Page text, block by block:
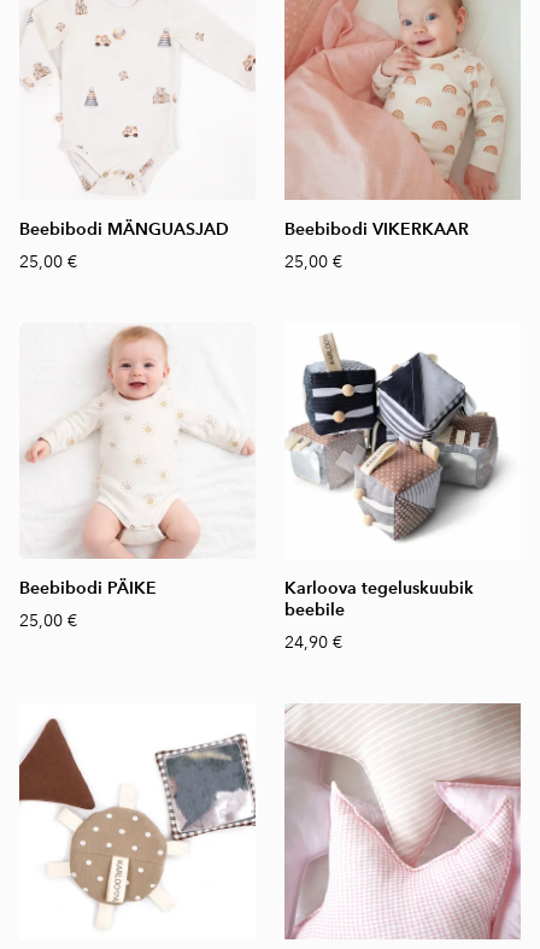
Beebibodi MÄNGUASJAD
25,00 €
Beebibodi VIKERKAAR
25,00 €
Beebibodi PÄIKE
25,00 €
Karloova tegeluskuubik
beebile
24,90 €